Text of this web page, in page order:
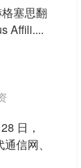
塞思翻
Affili....
日，
信网、